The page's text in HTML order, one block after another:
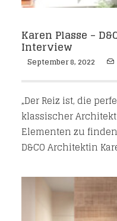
Karen Plasse –
Interview
September 8, 2022
„Der Reiz ist, die
klassischer
Elementen zu
D&CO Architektin